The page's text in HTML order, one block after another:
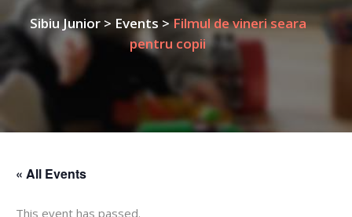
Sibiu Junior> Events > Filmul de vineri seara
pentru copii
« All Events
This event has passed.